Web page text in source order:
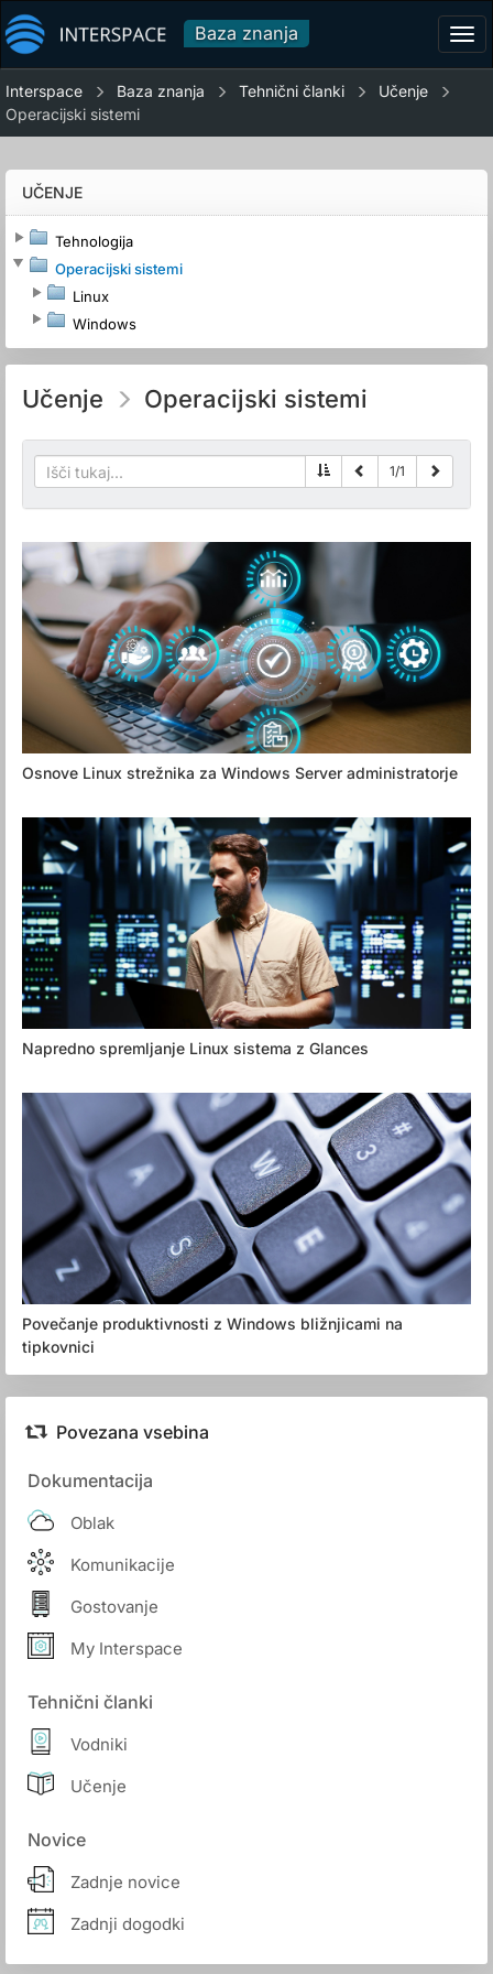
Baza znanja
Interspace Baza znanja Tehnični članki
Učenje
Operacijski sistemi
UČENJE
Tehnologija
Operacijski sistemi
Linux
Windows
Učenje Operacijski sistemi
1/1
Osnove Linux strežnika za Windows Server administratorje
Napredno spremljanje Linux sistema z Glances
Povečanje produktivnosti z Windows bližnjicami na
tipkovnici
Povezana vsebina
Dokumentacija
Oblak
Komunikacije
Gostovanje
My Interspace
Tehnični članki
Vodniki
Učenje
Novice
Zadnje novice
Zadnji dogodki